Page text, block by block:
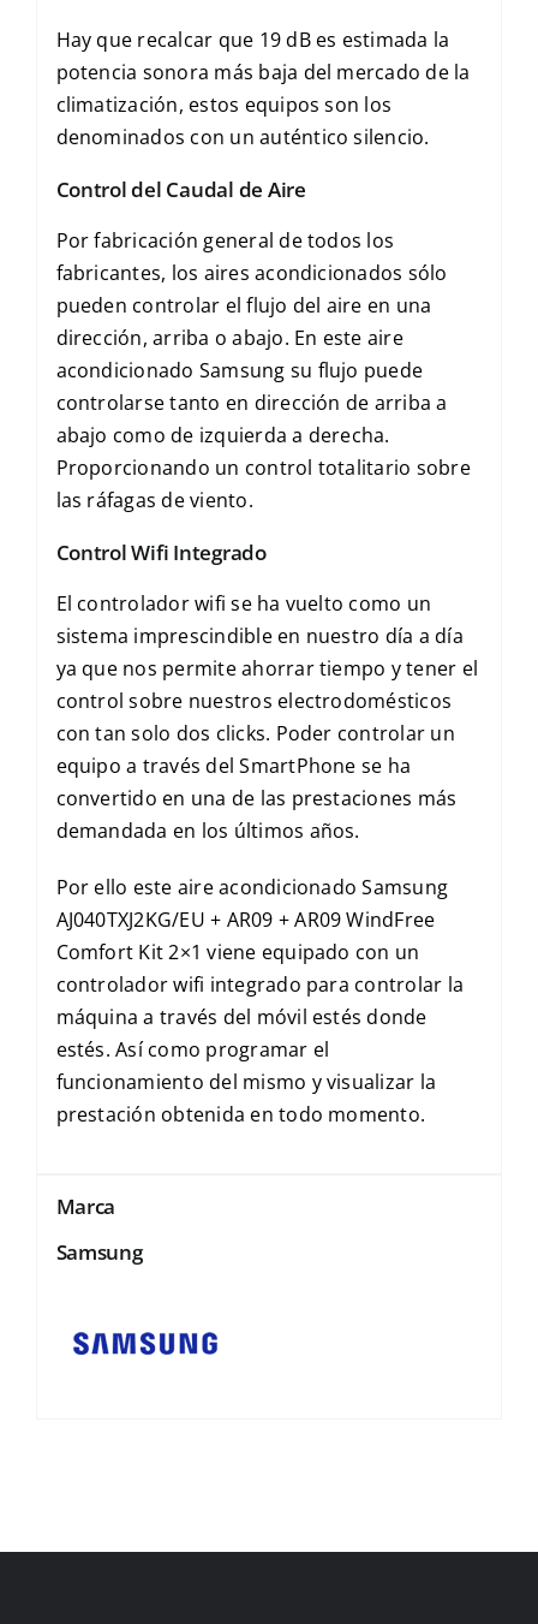
Hay que recalcar que 19 dB es estimada la
potencia sonora más baja del mercado de la
climatización, estos equipos son los
denominados con un auténtico silencio.
Control del Caudal de Aire
Por fabricación general de todos los
fabricantes, los aires acondicionados sólo
pueden controlar el flujo del aire en una
dirección, arriba o abajo. En este aire
acondicionado Samsung su flujo puede
controlarse tanto en dirección de arriba a
abajo como de izquierda a derecha.
Proporcionando un control totalitario sobre
las ráfagas de viento.
Control Wifi Integrado
El controlador wifi se ha vuelto como un
sistema imprescindible en nuestro día a día
ya que nos permite ahorrar tiempo y tener el
control sobre nuestros electrodomésticos
con tan solo dos clicks. Poder controlar un
equipo a través del SmartPhone se ha
convertido en una de las prestaciones más
demandada en los últimos años.
Por ello este aire acondicionado Samsung
AJ040TXJ2KG/EU + AR09 + AR09 WindFree
Comfort Kit 2×1 viene equipado con un
controlador wifi integrado para controlar la
máquina a través del móvil estés donde
estés. Así como programar el
funcionamiento del mismo y visualizar la
prestación obtenida en todo momento.
Marca
Samsung